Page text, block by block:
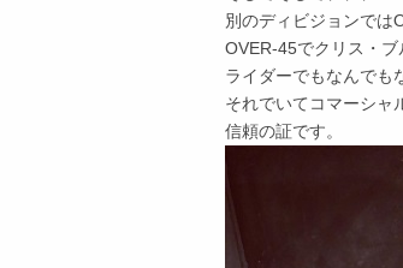
別のディビジョンでは
OVER-45でクリス・ブ
ライダーでもなんでも
それでいてコマーシャ
信頼の証です。